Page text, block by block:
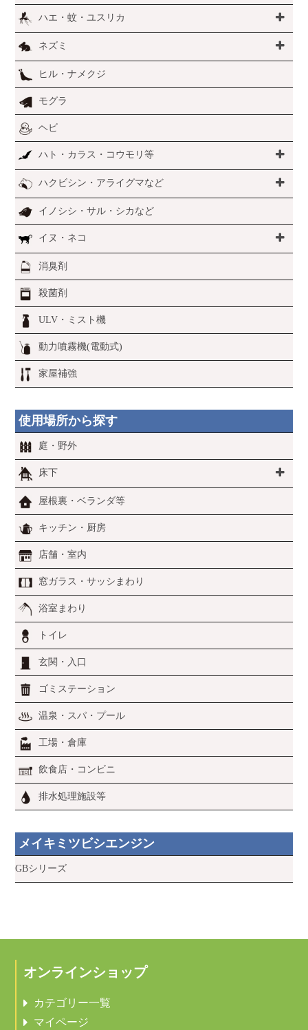
ハエ・蚊・ユスリカ
ネズミ
ヒル・ナメクジ
モグラ
ヘビ
ハト・カラス・コウモリ等
ハクビシン・アライグマなど
イノシシ・サル・シカなど
イヌ・ネコ
消臭剤
殺菌剤
ULV・ミスト機
動力噴霧機(電動式)
家屋補強
使用場所から探す
庭・野外
床下
屋根裏・ベランダ等
キッチン・厨房
店舗・室内
窓ガラス・サッシまわり
浴室まわり
トイレ
玄関・入口
ゴミステーション
温泉・スパ・プール
工場・倉庫
飲食店・コンビニ
排水処理施設等
メイキミツビシエンジン
GBシリーズ
オンラインショップ
カテゴリー一覧
マイページ